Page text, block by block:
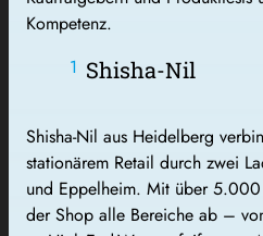
Kompetenz.
Shisha-Nil
Shisha-Nil aus Heidelberg
stationärem Retail durch zwei
und Eppelheim. Mit über
der Shop alle Bereiche ab –